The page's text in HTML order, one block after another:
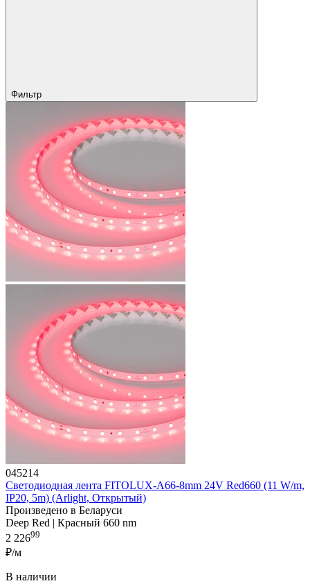
Фильтр
045214
Светодиодная лента FITOLUX-A66-8mm 24V Red660 (11 W/m,
IP20, 5m) (Arlight, Открытый)
Произведено в Беларуси
Deep Red | Красный 660 nm
2 22699
₽/м
В наличии